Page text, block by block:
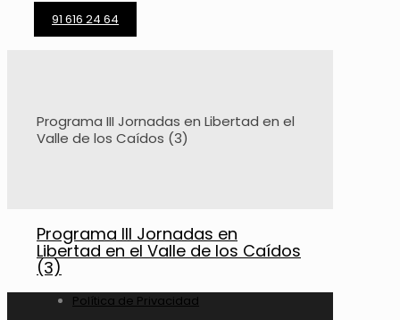
91 616 24 64
Programa III Jornadas en Libertad en el
Valle de los Caídos (3)
Programa III Jornadas en
Libertad en el Valle de los Caídos
(3)
Política de Privacidad